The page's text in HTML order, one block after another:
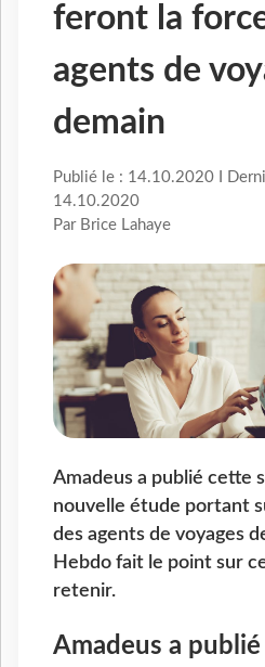
feront la
agents de
demain
Publié le : 14.10.2020 I
14.10.2020
Par Brice Lahaye
Amadeus a publié cette
nouvelle étude portant
des agents de voyages
Hebdo fait le point sur
retenir.
Amadeus a